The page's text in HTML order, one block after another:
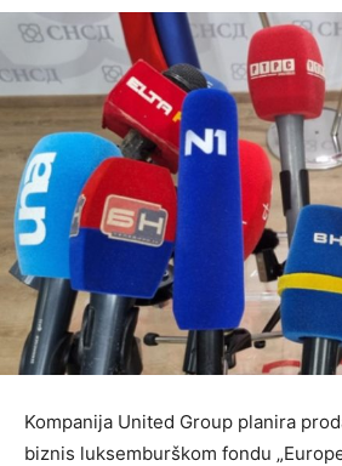
Kompanija United Group planira
biznis luksemburškom fondu